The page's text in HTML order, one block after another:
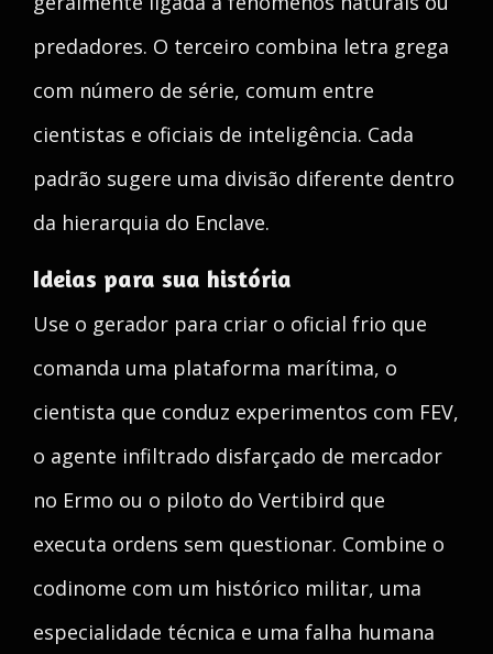
predadores. O terceiro combina letra grega
com número de série, comum entre
cientistas e oficiais de inteligência. Cada
padrão sugere uma divisão diferente dentro
da hierarquia do Enclave.
Ideias para sua história
Use o gerador para criar o oficial frio que
comanda uma plataforma marítima, o
cientista que conduz experimentos com FEV,
o agente infiltrado disfarçado de mercador
no Ermo ou o piloto do Vertibird que
executa ordens sem questionar. Combine o
codinome com um histórico militar, uma
especialidade técnica e uma falha humana